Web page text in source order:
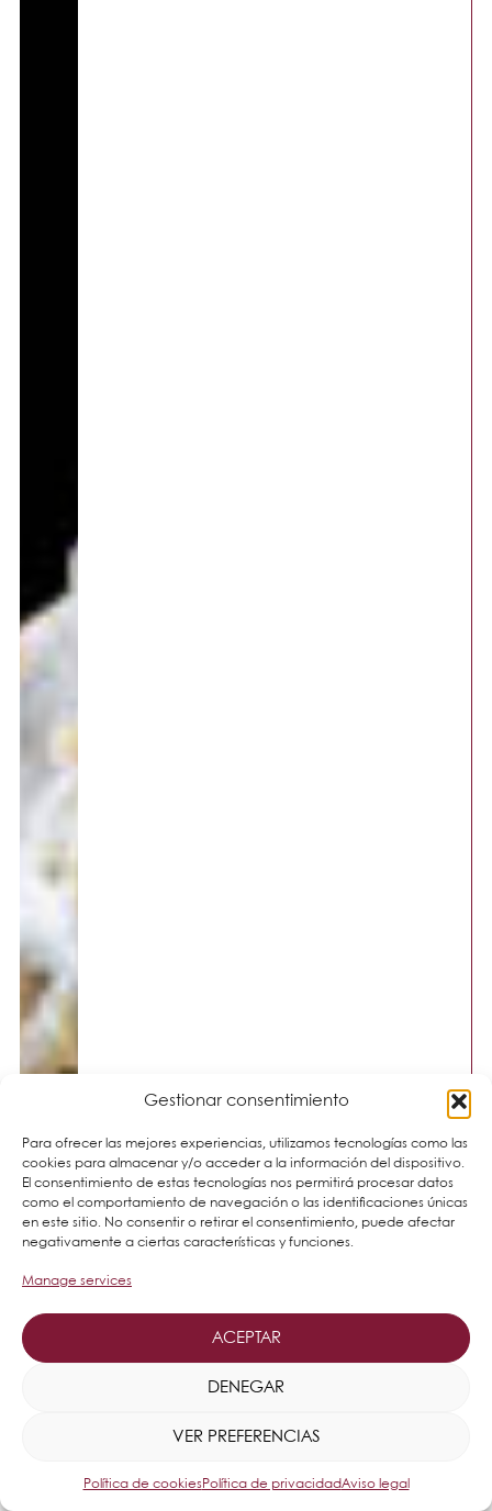
Gestionar consentimiento
Para ofrecer las mejores experiencias, utilizamos tecnologías como las
cookies para almacenar y/o acceder a la información del dispositivo.
El consentimiento de estas tecnologías nos permitirá procesar datos
como el comportamiento de navegación o las identificaciones únicas
en este sitio. No consentir o retirar el consentimiento, puede afectar
negativamente a ciertas características y funciones.
Manage services
ACEPTAR
DENEGAR
VER PREFERENCIAS
Política de cookiesPolítica de privacidadAviso legal